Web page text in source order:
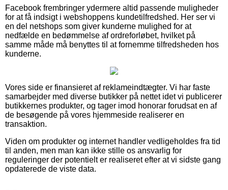
Facebook frembringer ydermere altid passende muligheder
for at få indsigt i webshoppens kundetilfredshed. Her ser vi
en del netshops som giver kunderne mulighed for at
nedfælde en bedømmelse af ordreforløbet, hvilket på
samme måde må benyttes til at fornemme tilfredsheden hos
kunderne.
Vores side er finansieret af reklameindtægter. Vi har faste
samarbejder med diverse butikker på nettet idet vi publicerer
butikkernes produkter, og tager imod honorar forudsat en af
de besøgende på vores hjemmeside realiserer en
transaktion.
Viden om produkter og internet handler vedligeholdes fra tid
til anden, men man kan ikke stille os ansvarlig for
reguleringer der potentielt er realiseret efter at vi sidste gang
opdaterede de viste data.